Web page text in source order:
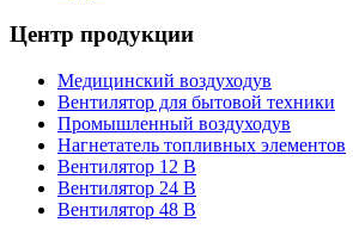
Центр продукции
Медицинский воздуходув
Вентилятор для бытовой техники
Промышленный воздуходув
Нагнетатель топливных элементов
Вентилятор 12 В
Вентилятор 24 В
Вентилятор 48 В